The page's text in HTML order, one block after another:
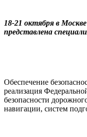
18-21 октября в
представлена
Обеспечение
реализация
безопасности
навигации, систем